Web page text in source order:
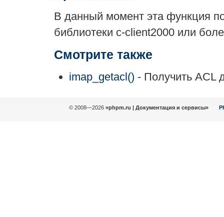
В данный момент эта функция
библиотеки c-client2000 или
Смотрите также
imap_getacl() - Получить ACL
© 2008—2026 «phpm.ru | Документация и сервисы»